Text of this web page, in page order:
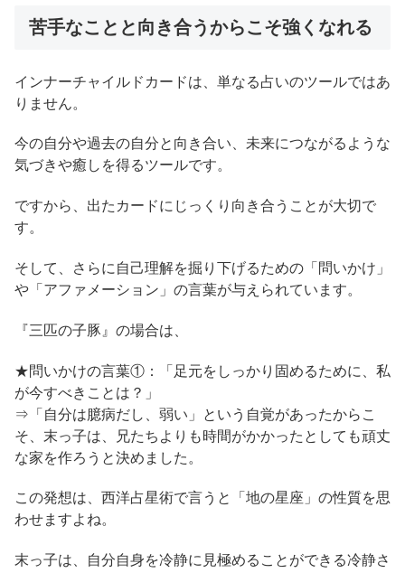
苦手なことと向き合うからこそ強くなれる
インナーチャイルドカードは、単なる占いのツールではあ
りません。
今の自分や過去の自分と向き合い、未来につながるような
気づきや癒しを得るツールです。
ですから、出たカードにじっくり向き合うことが大切で
す。
そして、さらに自己理解を掘り下げるための「問いかけ」
や「アファメーション」の言葉が与えられています。
『三匹の子豚』の場合は、
★問いかけの言葉①：「足元をしっかり固めるために、私
が今すべきことは？」
⇒「自分は臆病だし、弱い」という自覚があったからこ
そ、末っ子は、兄たちよりも時間がかかったとしても頑丈
な家を作ろうと決めました。
この発想は、西洋占星術で言うと「地の星座」の性質を思
わせますよね。
末っ子は、自分自身を冷静に見極めることができる冷静さ